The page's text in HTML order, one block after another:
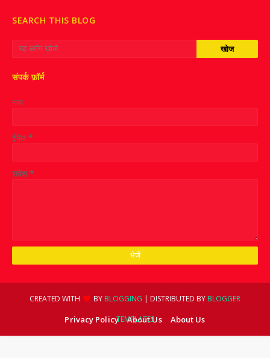
SEARCH THIS BLOG
संपर्क फ़ॉर्म
नाम
ईमेल*
संदेश *
CREATED WITH BY BLOGGING | DISTRIBUTED BY BLOGGER
TEMPLATES
Privacy Policy About Us About Us